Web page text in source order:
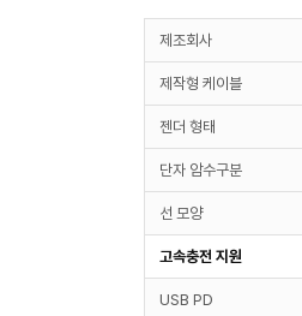
제조회사
제작형 케이블
젠더 형태
단자 암수구분
선 모양
고속충전 지원
USB PD